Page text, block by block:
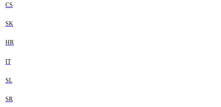
CS
SK
HR
IT
SL
SR